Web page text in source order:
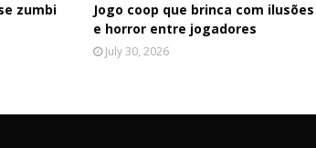
zumbi
Jogo coop que brinca com ilusões
e horror entre jogadores
July 30, 2026